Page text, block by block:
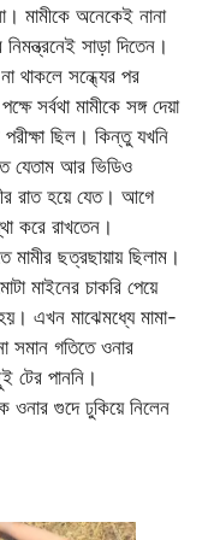
মামীকে অনেকেই নানা
সাড়া দিতেন।
থাকলে সন্ধ্যের পর
সর্বথা মামীকে সঙ্গ দেয়া
ছিল। কিন্তু যখনি
যেতাম আর ভিডিও
রাত হয়ে যেত। আগে
করে রাখতেন।
মামীর ছত্রছায়ায় ছিলাম।
মাইনের চাকরি পেয়ে
এখন মাঝেমধ্যে মামা-
সমান গতিতে ওনার
টের পাননি।
গুদে ঢুকিয়ে নিলেন